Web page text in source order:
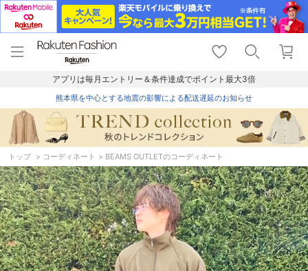
menu home
トップ
shopping_cart lock_outline
ログイン
アプリは毎月エントリー＆条件達成でポイント最大3倍
熊本県を中心とする地震の影響による配送遅延のお知らせ
トップ コーディネート BEAMS OUTLETのコーディネート